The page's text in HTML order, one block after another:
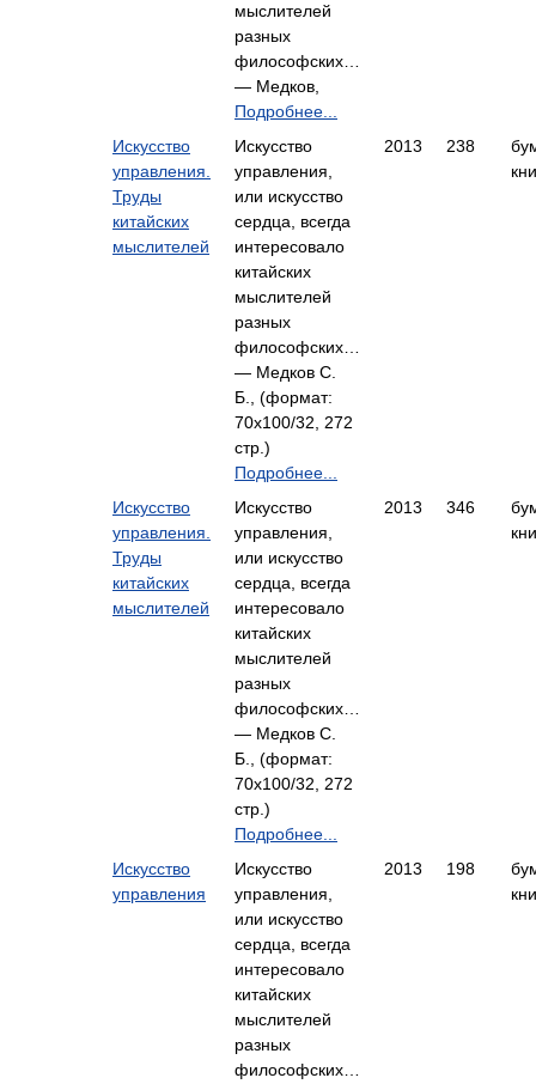
мыслителей
разных
философских…
— Медков,
Подробнее...
Искусство
управления.
Труды
китайских
мыслителей
Искусство
управления,
или искусство
сердца, всегда
интересовало
китайских
мыслителей
разных
философских…
— Медков С.
Б., (формат:
70x100/32, 272
стр.)
Подробнее...
2013 238
Искусство
управления.
Труды
китайских
мыслителей
Искусство
управления,
или искусство
сердца, всегда
интересовало
китайских
мыслителей
разных
философских…
— Медков С.
Б., (формат:
70x100/32, 272
стр.)
Подробнее...
2013 346
Искусство
управления
Искусство
управления,
или искусство
сердца, всегда
интересовало
китайских
мыслителей
разных
философских…
2013 198